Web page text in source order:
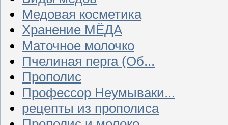
Медовая косметика
Хранение МЁДА
Маточное молочко
Пчелиная перга (Об...
Прополис
Профессор Неумываки...
рецепты из прополиса